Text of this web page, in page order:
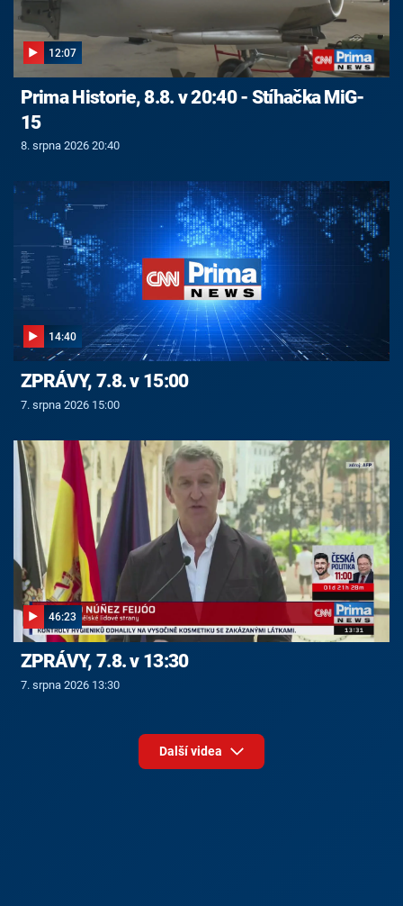
12:07
Prima Historie, 8.8. v 20:40 - Stíhačka MiG-
15
8. srpna 2026 20:40
14:40
ZPRÁVY, 7.8. v 15:00
7. srpna 2026 15:00
46:23
ZPRÁVY, 7.8. v 13:30
7. srpna 2026 13:30
Další videa